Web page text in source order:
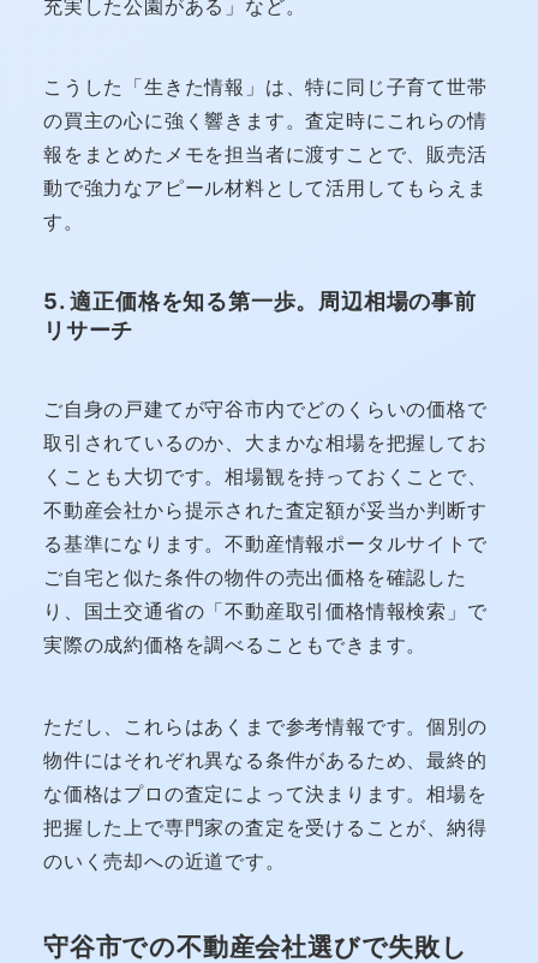
充実した公園がある」など。
こうした「生きた情報」は、特に同じ子育て世帯
の買主の心に強く響きます。査定時にこれらの情
報をまとめたメモを担当者に渡すことで、販売活
動で強力なアピール材料として活用してもらえま
す。
5. 適正価格を知る第一歩。周辺相場の事前
リサーチ
ご自身の戸建てが守谷市内でどのくらいの価格で
取引されているのか、大まかな相場を把握してお
くことも大切です。相場観を持っておくことで、
不動産会社から提示された査定額が妥当か判断す
る基準になります。不動産情報ポータルサイトで
ご自宅と似た条件の物件の売出価格を確認した
り、国土交通省の「不動産取引価格情報検索」で
実際の成約価格を調べることもできます。
ただし、これらはあくまで参考情報です。個別の
物件にはそれぞれ異なる条件があるため、最終的
な価格はプロの査定によって決まります。相場を
把握した上で専門家の査定を受けることが、納得
のいく売却への近道です。
守谷市での不動産会社選びで失敗し